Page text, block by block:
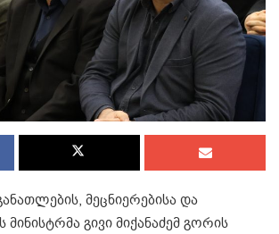
მეცნიერებისა და
გივი მიქანაძემ გორის